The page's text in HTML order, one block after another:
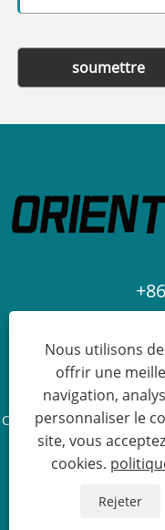
soumettre
Copyright © 2023
Ltd. - Food Truck, Food
Links Sitemap RSS
Nous utilisons
offrir une
navigation,
personnaliser le
site, vous
cookies.
Rejeter